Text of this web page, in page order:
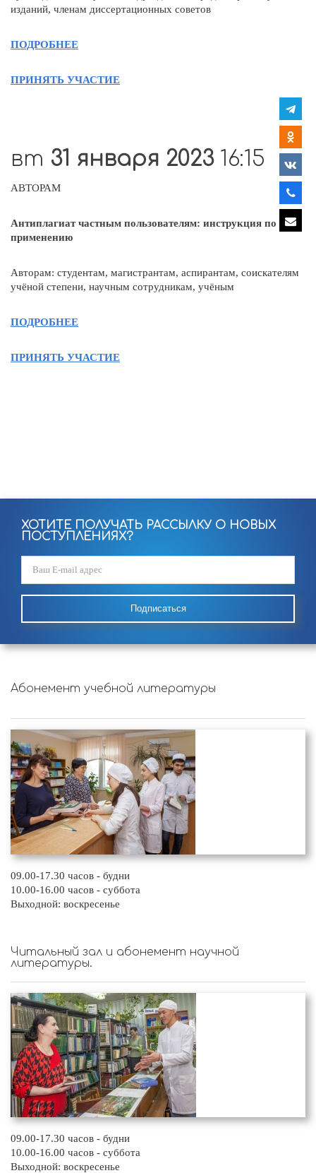
изданий, членам диссертационных советов
ПОДРОБНЕЕ
ПРИНЯТЬ УЧАСТИЕ
вт 31 января 2023 16:15
АВТОРАМ
Антиплагиат частным пользователям: инструкция по
применению
Авторам: студентам, магистрантам, аспирантам, соискателям
учёной степени, научным сотрудникам, учёным
ПОДРОБНЕЕ
ПРИНЯТЬ УЧАСТИЕ
ХОТИТЕ ПОЛУЧАТЬ РАССЫЛКУ О НОВЫХ
ПОСТУПЛЕНИЯХ?
Подписаться
Абонемент учебной литературы
09.00-17.30 часов - будни
10.00-16.00 часов - суббота
Выходной: воскресенье
Читальный зал и абонемент научной
литературы.
09.00-17.30 часов - будни
10.00-16.00 часов - суббота
Выходной: воскресенье